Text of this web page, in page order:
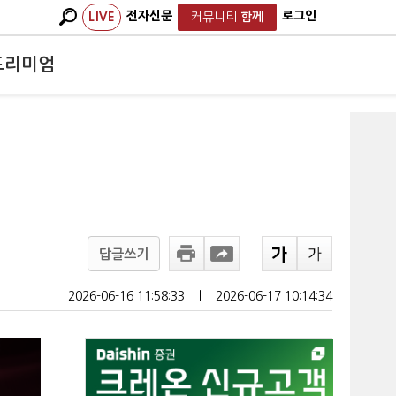
LIVE 전자신문 커뮤니티 함께 로그인
리미엄
답글쓰기
2026-06-16 11:58:33 2026-06-17 10:14:34